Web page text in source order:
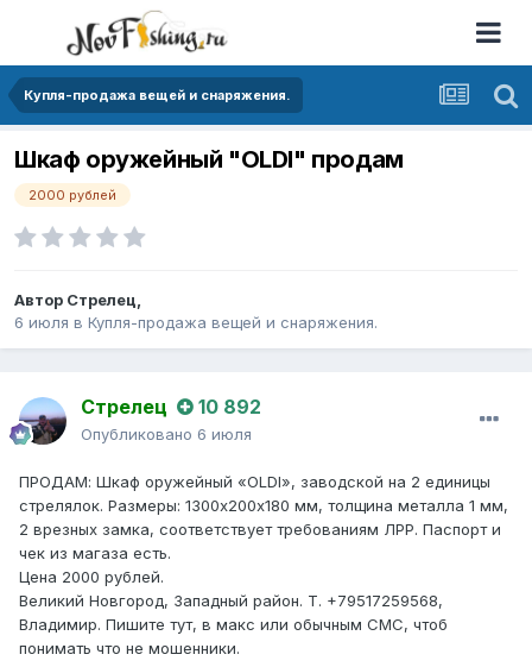
Купля-продажа вещей и снаряжения.
Шкаф оружейный "OLDI" продам
2000 рублей
Автор Стрелец,
6 июля в Купля-продажа вещей и снаряжения.
Стрелец 10 892
Опубликовано 6 июля
ПРОДАМ: Шкаф оружейный «OLDI», заводской на 2 единицы
стрелялок. Размеры: 1300х200х180 мм, толщина металла 1 мм,
2 врезных замка, соответствует требованиям ЛРР. Паспорт и
чек из магаза есть.
Цена 2000 рублей.
Великий Новгород, Западный район. Т. +79517259568,
Владимир. Пишите тут, в макс или обычным СМС, чтоб
понимать что не мошенники.